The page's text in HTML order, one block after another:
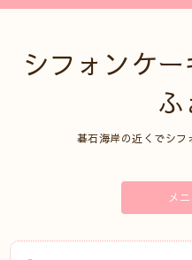
シフォンケ
ふ
碁石海岸の近くでシフ
メ